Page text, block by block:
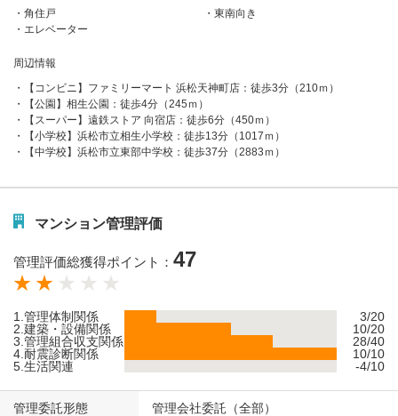
角住戸
東南向き
エレベーター
周辺情報
【コンビニ】ファミリーマート 浜松天神町店：徒歩3分（210ｍ）
【公園】相生公園：徒歩4分（245ｍ）
【スーパー】遠鉄ストア 向宿店：徒歩6分（450ｍ）
【小学校】浜松市立相生小学校：徒歩13分（1017ｍ）
【中学校】浜松市立東部中学校：徒歩37分（2883ｍ）
マンション管理評価
管理評価総獲得ポイント： 47
1.管理体制関係
3/20
2.建築・設備関係
10/20
3.管理組合収支関係
28/40
4.耐震診断関係
10/10
5.生活関連
-4/10
管理委託形態 管理会社委託（全部）